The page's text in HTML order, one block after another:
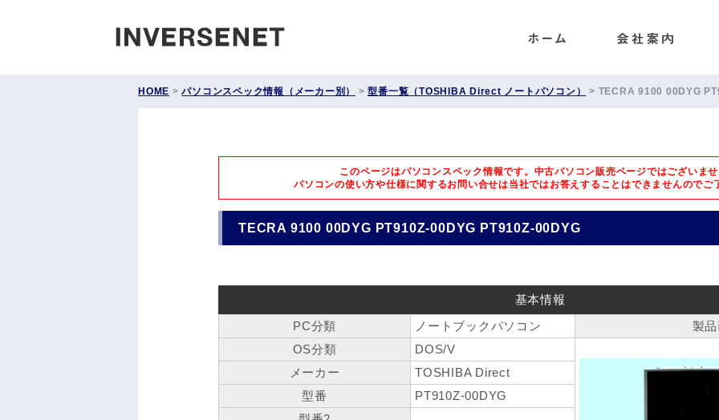
HOME >パソコンスペック情報（メーカー別） >型番一覧（TOSHIBA Direct ノートパソコン） > TECRA 9100 00DYG
このページはパソコンスペック情報です。中古パソコン販売ページではございま
パソコンの使い方や仕様に関するお問い合せは当社ではお答えすることはできませんのでご
TECRA 9100 00DYG PT910Z-00DYG PT910Z-00DYG
基本情報
PC分類
ノートブックパソコン
製
OS分類
DOS/V
メーカー
TOSHIBA Direct
型番
PT910Z-00DYG